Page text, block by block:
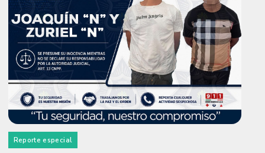
Reporte especial